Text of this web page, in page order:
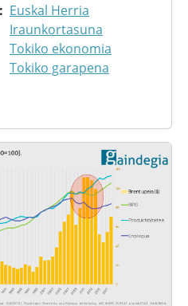
Euskal Herria
Iraunkortasuna
Tokiko ekonomia
Tokiko garapena